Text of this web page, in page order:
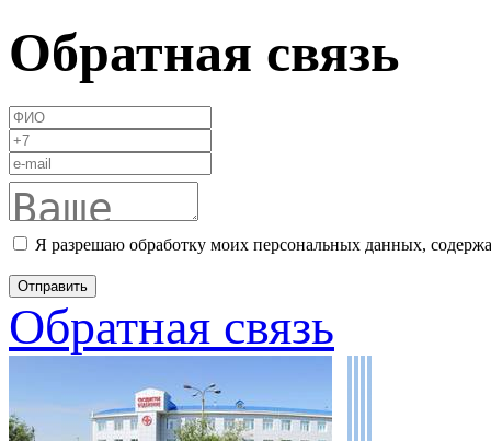
Обратная связь
Я разрешаю обработку моих персональных данных,
Обратная связь